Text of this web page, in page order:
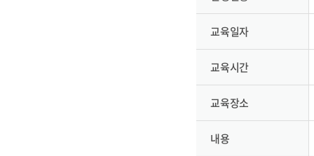
교육일자
교육시간
교육장소
내용